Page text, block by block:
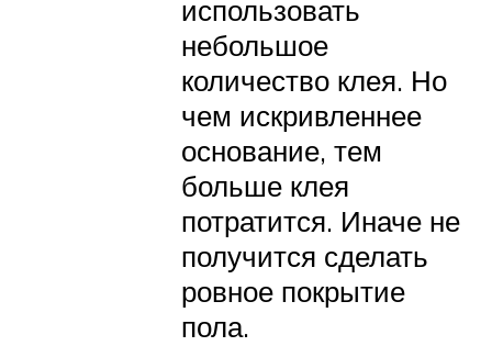
использовать
небольшое
количество клея. Но
чем искривленнее
основание, тем
больше клея
потратится. Иначе не
получится сделать
ровное покрытие
пола.